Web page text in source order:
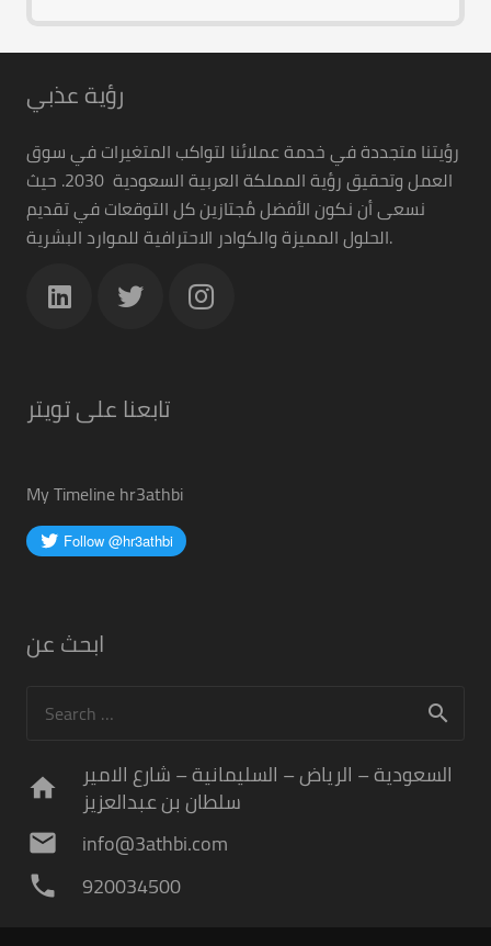
رؤية عذبي
رؤيتنا متجددة في خدمة عملائنا لتواكب المتغيرات في سوق
العمل وتحقيق رؤية المملكة العربية السعودية 2030. حيث
نسعى أن نكون الأفضل مُجتازين كل التوقعات في تقديم
الحلول المميزة والكوادر الاحترافية للموارد البشرية.
تابعنا على تويتر
My Timeline hr3athbi
ابحث عن
for:
home السعودية – الرياض – السليمانية – شارع الامير
سلطان بن عبدالعزيز
mail info@3athbi.com
phone 920034500